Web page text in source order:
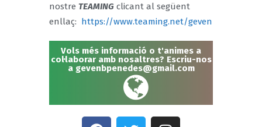
nostre TEAMING clicant al següent
enllaç: https://www.teaming.net/geven
Vols més informació o t'animes a
col·laborar amb nosaltres? Escriu-nos
a gevenbpenedes@gmail.com